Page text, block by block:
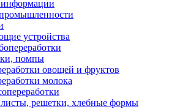
устройства
помпы
овощей и фруктов
молока
решетки, хлебные формы